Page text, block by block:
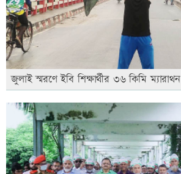
জুলাই স্মরণে ইবি শিক্ষার্থীর ৩৬ কিমি ম্যারাথন